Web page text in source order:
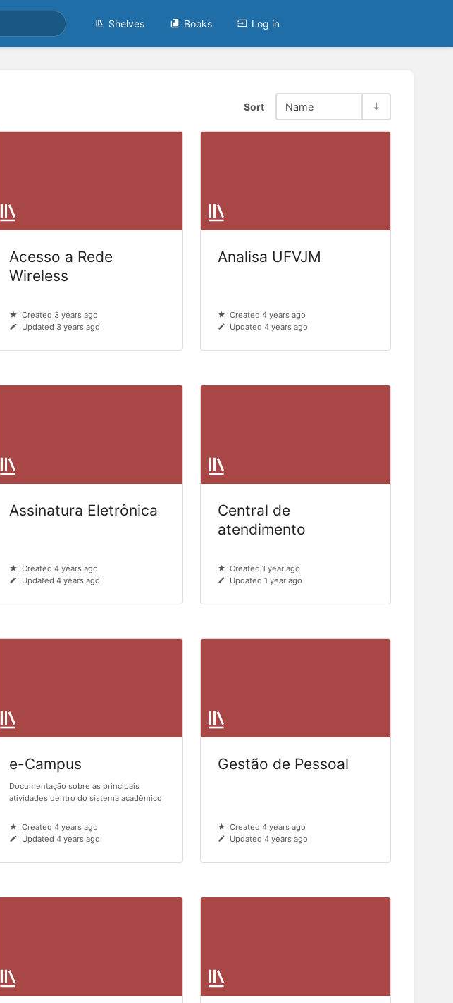
Shelves Books Log in
Sort Name
Acesso a Rede
Wireless
Created 3 years ago
Updated 3 years ago
Analisa UFVJM
Created 4 years ago
Updated 4 years ago
Assinatura Eletrônica
Created 4 years ago
Updated 4 years ago
Central de
atendimento
Created 1 year ago
Updated 1 year ago
e-Campus
Documentação sobre as principais
atividades dentro do sistema acadêmico
Created 4 years ago
Updated 4 years ago
Gestão de Pessoal
Created 4 years ago
Updated 4 years ago